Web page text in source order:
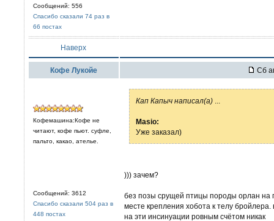
Сообщений: 556
Спасибо сказали 74 раз в
66 постах
Наверх
Кофе Лукойе Сб
Кофемашина:Кофе не
читают, кофе пьют. суфле,
пальто, какао, ателье.
Сообщений: 3612
Спасибо сказали 504 раз в
448 постах
Кап Капыч написал(а)
Masio:
Уже заказал)
))) зачем?
без позы срущей птицы породы орлан на
месте крепления хобота к телу
на эти инсинуации ровным счётом никак